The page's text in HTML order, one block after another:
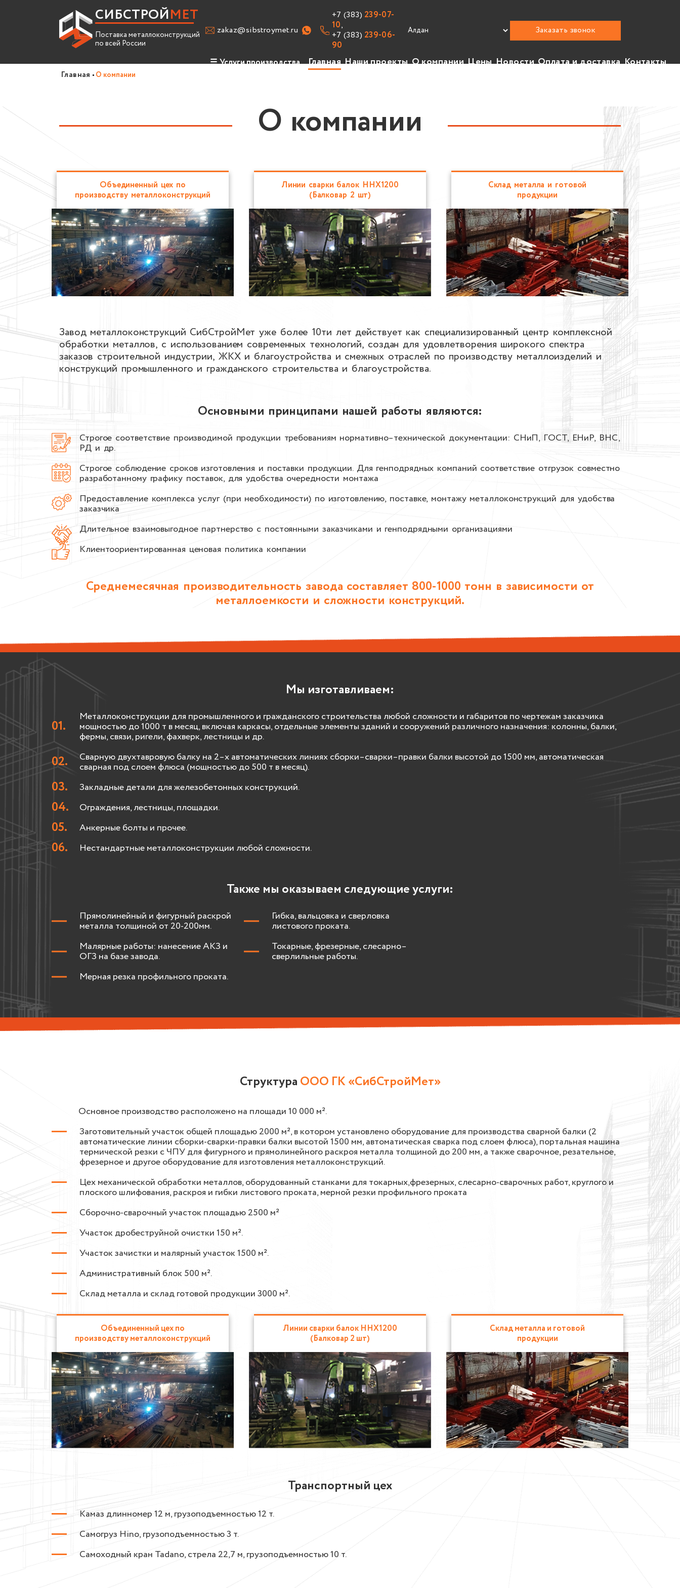
СИБСТРОЙМЕТ
Поставка металлоконструкций
по всей России
zakaz@sibstroymet.ru
+7 (383) 239-07-
10,
+7 (383) 239-06-
90
Заказать звонок
☰ Услуги производства
Справочник
Главная Наши проекты О компании Цены Новости Оплата и доставка Контакты
Главная О компании
О компании
Объединенный цех по
производству металлоконструкций
Линии сварки балок HHX1200
(Балковар 2 шт)
Склад металла и готовой
продукции
Завод металлоконструкций СибСтройМет уже более 10ти лет действует как специализированный центр комплексной
обработки металлов, с использованием современных технологий, создан для удовлетворения широкого спектра
заказов строительной индустрии, ЖКХ и благоустройства и смежных отраслей по производству металлоизделий и
конструкций промышленного и гражданского строительства и благоустройства.
Основными принципами нашей работы являются:
Строгое соответствие производимой продукции требованиям нормативно–технической документации: СНиП, ГОСТ, ЕНиР, ВНС,
РД и др.
Строгое соблюдение сроков изготовления и поставки продукции. Для генподрядных компаний соответствие отгрузок совместно
разработанному графику поставок, для удобства очередности монтажа
Предоставление комплекса услуг (при необходимости) по изготовлению, поставке, монтажу металлоконструкций для удобства
заказчика
Длительное взаимовыгодное партнерство с постоянными заказчиками и генподрядными организациями
Клиентоориентированная ценовая политика компании
Среднемесячная производительность завода составляет 800-1000 тонн в зависимости от
металлоемкости и сложности конструкций.
Мы изготавливаем:
Металлоконструкции для промышленного и гражданского строительства любой сложности и габаритов по чертежам заказчика
мощностью до 1000 т в месяц, включая каркасы, отдельные элементы зданий и сооружений различного назначения: колонны, балки,
фермы, связи, ригели, фахверк, лестницы и др.
Сварную двухтавровую балку на 2–х автоматических линиях сборки–сварки–правки балки высотой до 1500 мм, автоматическая
сварная под слоем флюса (мощностью до 500 т в месяц).
Закладные детали для железобетонных конструкций.
Ограждения, лестницы, площадки.
Анкерные болты и прочее.
Нестандартные металлоконструкции любой сложности.
Также мы оказываем следующие услуги:
Прямолинейный и фигурный раскрой
металла толщиной от 20-200мм.
Малярные работы: нанесение АКЗ и
ОГЗ на базе завода.
Мерная резка профильного проката.
Гибка, вальцовка и сверловка
листового проката.
Токарные, фрезерные, слесарно–
сверлильные работы.
Структура ООО ГК «СибСтройМет»
Основное производство расположено на площади 10 000 м².
Заготовительный участок общей площадью 2000 м², в котором установлено оборудование для производства сварной балки (2
автоматические линии сборки-сварки-правки балки высотой 1500 мм, автоматическая сварка под слоем флюса), портальная машина
термической резки с ЧПУ для фигурного и прямолинейного раскроя металла толщиной до 200 мм, а также сварочное, резательное,
фрезерное и другое оборудование для изготовления металлоконструкций.
Цех механической обработки металлов, оборудованный станками для токарных,фрезерных, слесарно-сварочных работ, круглого и
плоского шлифования, раскроя и гибки листового проката, мерной резки профильного проката
Сборочно-сварочный участок площадью 2500 м²
Участок дробеструйной очистки 150 м².
Участок зачистки и малярный участок 1500 м².
Административный блок 500 м².
Склад металла и склад готовой продукции 3000 м².
Объединенный цех по
производству металлоконструкций
Линии сварки балок HHX1200
(Балковар 2 шт)
Склад металла и готовой
продукции
Транспортный цех
Камаз длинномер 12 м, грузоподъемностью 12 т.
Самогруз Hino, грузоподъемностью 3 т.
Самоходный кран Tadano, стрела 22,7 м, грузоподъемностью 10 т.